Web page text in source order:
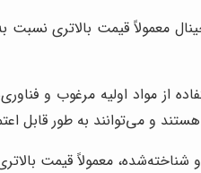
معمولاً قیمت بالاتری نسبت
از مواد اولیه مرغوب و
و می‌توانند به طور قابل
شناخته‌شده، معمولاً قیمت